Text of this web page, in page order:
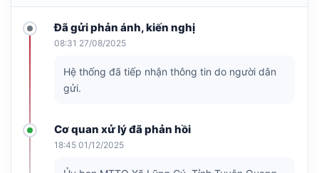
Đã gửi phản ánh, kiến nghị
08:31 27/08/2025
Hệ thống đã tiếp nhận thông tin do người dân
gửi.
Cơ quan xử lý đã phản hồi
18:45 01/12/2025